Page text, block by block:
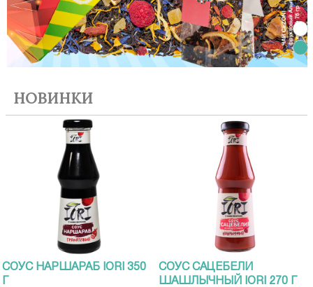
1
2
НОВИНКИ
СОУС НАРШАРАБ IORI 350
СОУС САЦЕБЕЛИ
ШАШЛЫЧНЫЙ IORI 270 Г